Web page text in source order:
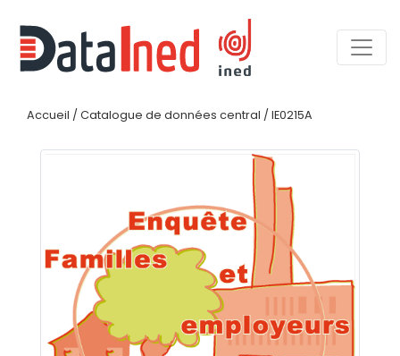
Accueil / Catalogue de données central / IE0215A